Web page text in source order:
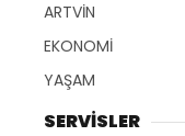
ARTVİN
EKONOMİ
YAŞAM
SERVİSLER